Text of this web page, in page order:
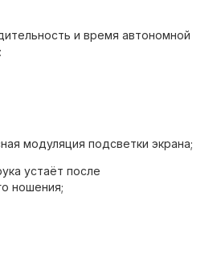
и время автономной
материалы корпуса (задняя
модуляция подсветки экрана;
устаёт после
ношения;